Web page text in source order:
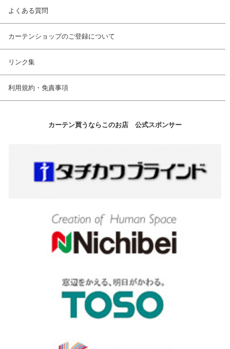
よくある質問
カーテンショップのご登録について
リンク集
利用規約・免責事項
カーテン買うならこのお店 公式スポンサー